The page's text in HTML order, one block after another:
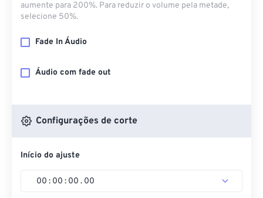
aumente para 200%. Para reduzir o volume pela metade,
selecione 50%.
Fade In Áudio
Áudio com fade out
Configurações de corte
Início do ajuste
00 : 00 : 00 . 00